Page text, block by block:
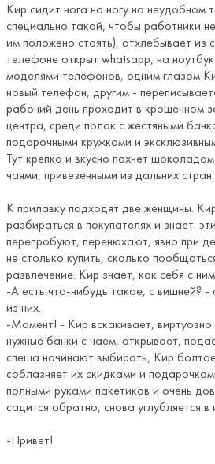
Кир сидит нога на ногу на неудобном
специально такой, чтобы работники
им положено стоять), отхлебывает из
телефоне открыт whatsapp, на
моделями телефонов, одним глазом
новый телефон, другим -
рабочий день проходит в крошечном
центра, среди полок с жестяными
подарочными кружками и
Тут крепко и вкусно пахнет
чаями, привезенными из дальних стран.
К прилавку подходят две женщины.
разбираться в покупателях и знает:
перепробуют, перенюхают, явно при
не столько купить, сколько
развлечение. Кир знает, как себя с
-А есть что-нибудь такое, с вишней?
из них.
-Момент! - Кир вскакивает, виртуозно
нужные банки с чаем, открывает,
спеша начинают выбирать, Кир
соблазняет их скидками и
полными руками пакетиков и очень
садится обратно, снова углубляется в
-Привет!